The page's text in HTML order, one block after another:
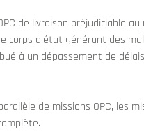
de livraison préjudiciable au
corps d’état générant des
à un dépassement de
de missions OPC,